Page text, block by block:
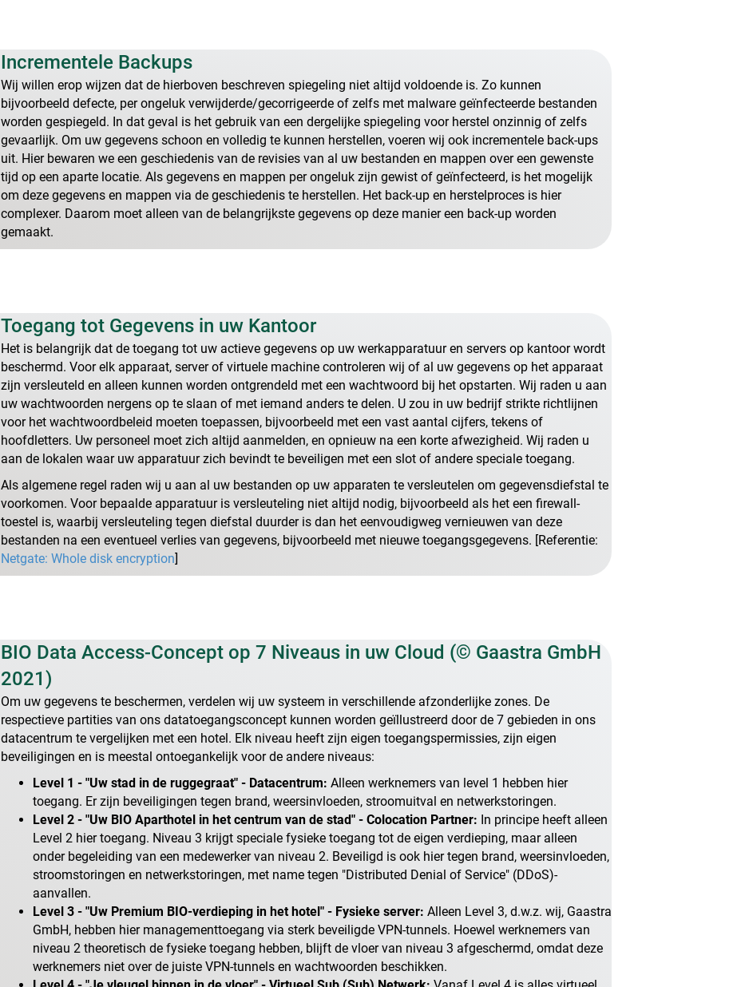
Incrementele Backups
Wij willen erop wijzen dat de hierboven beschreven spiegeling niet altijd voldoende is. Zo kunnen
bijvoorbeeld defecte, per ongeluk verwijderde/gecorrigeerde of zelfs met malware geïnfecteerde bestanden
worden gespiegeld. In dat geval is het gebruik van een dergelijke spiegeling voor herstel onzinnig of zelfs
gevaarlijk. Om uw gegevens schoon en volledig te kunnen herstellen, voeren wij ook incrementele back-ups
uit. Hier bewaren we een geschiedenis van de revisies van al uw bestanden en mappen over een gewenste
tijd op een aparte locatie. Als gegevens en mappen per ongeluk zijn gewist of geïnfecteerd, is het mogelijk
om deze gegevens en mappen via de geschiedenis te herstellen. Het back-up en herstelproces is hier
complexer. Daarom moet alleen van de belangrijkste gegevens op deze manier een back-up worden
gemaakt.
Toegang tot Gegevens in uw Kantoor
Het is belangrijk dat de toegang tot uw actieve gegevens op uw werkapparatuur en servers op kantoor wordt
beschermd. Voor elk apparaat, server of virtuele machine controleren wij of al uw gegevens op het apparaat
zijn versleuteld en alleen kunnen worden ontgrendeld met een wachtwoord bij het opstarten. Wij raden u aan
uw wachtwoorden nergens op te slaan of met iemand anders te delen. U zou in uw bedrijf strikte richtlijnen
voor het wachtwoordbeleid moeten toepassen, bijvoorbeeld met een vast aantal cijfers, tekens of
hoofdletters. Uw personeel moet zich altijd aanmelden, en opnieuw na een korte afwezigheid. Wij raden u
aan de lokalen waar uw apparatuur zich bevindt te beveiligen met een slot of andere speciale toegang.
Als algemene regel raden wij u aan al uw bestanden op uw apparaten te versleutelen om gegevensdiefstal te
voorkomen. Voor bepaalde apparatuur is versleuteling niet altijd nodig, bijvoorbeeld als het een firewall-
toestel is, waarbij versleuteling tegen diefstal duurder is dan het eenvoudigweg vernieuwen van deze
bestanden na een eventueel verlies van gegevens, bijvoorbeeld met nieuwe toegangsgegevens. [Referentie:
Netgate: Whole disk encryption]
BIO Data Access-Concept op 7 Niveaus in uw Cloud (© Gaastra GmbH
2021)
Om uw gegevens te beschermen, verdelen wij uw systeem in verschillende afzonderlijke zones. De
respectieve partities van ons datatoegangsconcept kunnen worden geïllustreerd door de 7 gebieden in ons
datacentrum te vergelijken met een hotel. Elk niveau heeft zijn eigen toegangspermissies, zijn eigen
beveiligingen en is meestal ontoegankelijk voor de andere niveaus:
Level 1 - "Uw stad in de ruggegraat" - Datacentrum: Alleen werknemers van level 1 hebben hier
toegang. Er zijn beveiligingen tegen brand, weersinvloeden, stroomuitval en netwerkstoringen.
Level 2 - "Uw BIO Aparthotel in het centrum van de stad" - Colocation Partner: In principe heeft alleen
Level 2 hier toegang. Niveau 3 krijgt speciale fysieke toegang tot de eigen verdieping, maar alleen
onder begeleiding van een medewerker van niveau 2. Beveiligd is ook hier tegen brand, weersinvloeden,
stroomstoringen en netwerkstoringen, met name tegen "Distributed Denial of Service" (DDoS)-
aanvallen.
Level 3 - "Uw Premium BIO-verdieping in het hotel" - Fysieke server: Alleen Level 3, d.w.z. wij, Gaastra
GmbH, hebben hier managementtoegang via sterk beveiligde VPN-tunnels. Hoewel werknemers van
niveau 2 theoretisch de fysieke toegang hebben, blijft de vloer van niveau 3 afgeschermd, omdat deze
werknemers niet over de juiste VPN-tunnels en wachtwoorden beschikken.